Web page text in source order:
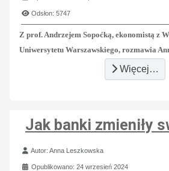
Odsłon: 5747
Z prof. Andrzejem Sopoćką, ekonomistą z
Uniwersytetu Warszawskiego, rozmawia
Więcej…
Jak banki zmieniły
Szczegóły
Autor:Anna Leszkowska
Opublikowano: 24 wrzesień 2024